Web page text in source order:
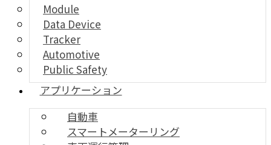
Module
Data Device
Tracker
Automotive
Public Safety
アプリケーション
自動車
スマートメーターリング